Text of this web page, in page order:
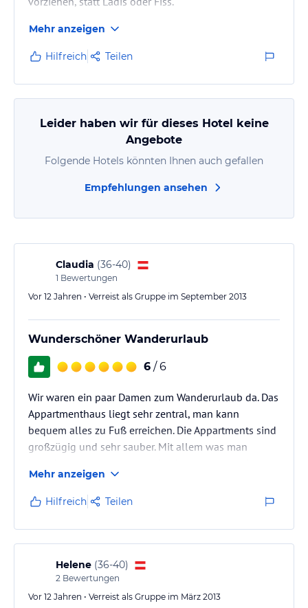
Mehr anzeigen
Hilfreich Teilen
Leider haben wir für dieses Hotel keine
Angebote
Folgende Hotels könnten Ihnen auch gefallen
Empfehlungen ansehen
Claudia (36-40)
1 Bewertungen
Vor 12 Jahren • Verreist als Gruppe im September 2013
Wunderschöner Wanderurlaub
6 / 6
Wir waren ein paar Damen zum Wanderurlaub da. Das
Appartmenthaus liegt sehr zentral, man kann
bequem alles zu Fuß erreichen. Die Appartments sind
großzügig und sehr sauber. Mit allem was man
Wir kommen bestimmt wieder und freuen uns schon
aufs nächste mal.
Mehr anzeigen
Hilfreich Teilen
Helene (36-40)
2 Bewertungen
Vor 12 Jahren • Verreist als Gruppe im März 2013